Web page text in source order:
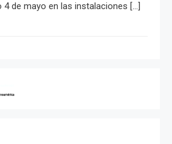
4 de mayo en las instalaciones […]